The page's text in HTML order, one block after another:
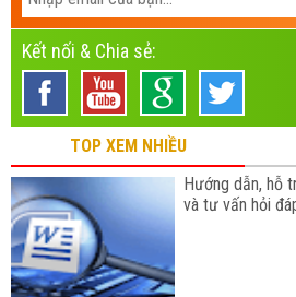
Kết nối & Chia sẻ:
TOP XEM NHIỀU
Hướng dẫn, hỗ
và tư vấn hỏi